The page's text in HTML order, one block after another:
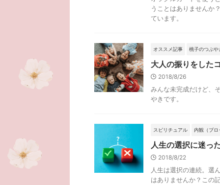
うことはありませんか
ています。
オススメ記事 桃子のつぶや
大人の振りをした
2018/8/26
みんな未完成だけど、
やきです。
スピリチュアル 内観（ブロ
人生の選択に迷っ
2018/8/22
人生は選択の連続。選
はありませんか？この